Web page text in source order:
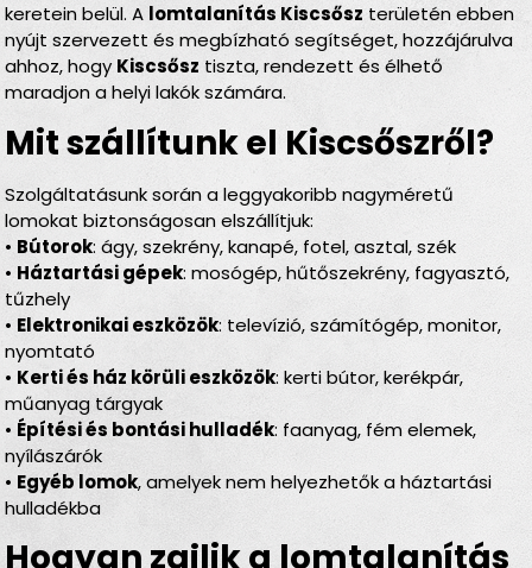
keretein belül. A lomtalanítás Kiscsősz területén ebben
nyújt szervezett és megbízható segítséget, hozzájárulva
ahhoz, hogyKiscsősz tiszta, rendezett és élhető
maradjon a helyi lakók számára.
Mit szállítunk el Kiscsőszről?
Szolgáltatásunk során a leggyakoribb nagyméretű
lomokat biztonságosan elszállítjuk:
• Bútorok: ágy, szekrény, kanapé, fotel, asztal, szék
• Háztartási gépek: mosógép, hűtőszekrény, fagyasztó,
tűzhely
• Elektronikai eszközök: televízió, számítógép, monitor,
nyomtató
• Kerti és ház körüli eszközök: kerti bútor, kerékpár,
műanyag tárgyak
• Építési és bontási hulladék: faanyag, fém elemek,
nyílászárók
• Egyéb lomok, amelyek nem helyezhetők a háztartási
hulladékba
Hogyan zajlik a lomtalanítás